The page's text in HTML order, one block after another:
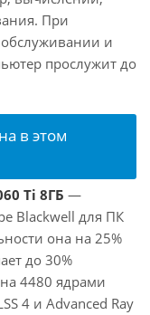
При
и
прослужит до
в этом
Ti 8ГБ —
Blackwell для ПК
она на 25%
до 30%
4480 ядрами
4 и Advanced Ray